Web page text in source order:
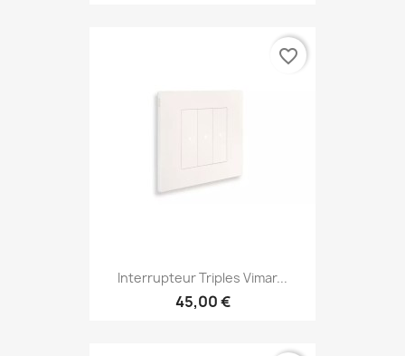
Interrupteur Triples Vimar...
45,00 €
favorite_border